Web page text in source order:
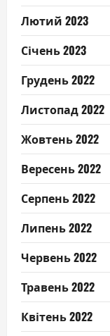
Лютий 2023
Січень 2023
Грудень 2022
Листопад 2022
Жовтень 2022
Вересень 2022
Серпень 2022
Липень 2022
Червень 2022
Травень 2022
Квітень 2022